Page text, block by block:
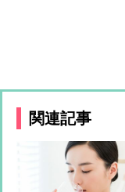
関連記事